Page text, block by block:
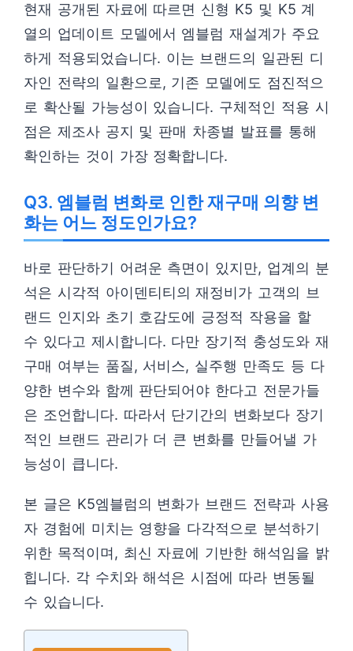
현재 공개된 자료에 따르면 신형 K5 및 K5 계
열의 업데이트 모델에서 엠블럼 재설계가 주요
하게 적용되었습니다. 이는 브랜드의 일관된 디
자인 전략의 일환으로, 기존 모델에도 점진적으
로 확산될 가능성이 있습니다. 구체적인 적용 시
점은 제조사 공지 및 판매 차종별 발표를 통해
확인하는 것이 가장 정확합니다.
Q3. 엠블럼 변화로 인한 재구매 의향 변
화는 어느 정도인가요?
바로 판단하기 어려운 측면이 있지만, 업계의 분
석은 시각적 아이덴티티의 재정비가 고객의 브
랜드 인지와 초기 호감도에 긍정적 작용을 할
수 있다고 제시합니다. 다만 장기적 충성도와 재
구매 여부는 품질, 서비스, 실주행 만족도 등 다
양한 변수와 함께 판단되어야 한다고 전문가들
은 조언합니다. 따라서 단기간의 변화보다 장기
적인 브랜드 관리가 더 큰 변화를 만들어낼 가
능성이 큽니다.
본 글은 K5엠블럼의 변화가 브랜드 전략과 사용
자 경험에 미치는 영향을 다각적으로 분석하기
위한 목적이며, 최신 자료에 기반한 해석임을 밝
힙니다. 각 수치와 해석은 시점에 따라 변동될
수 있습니다.